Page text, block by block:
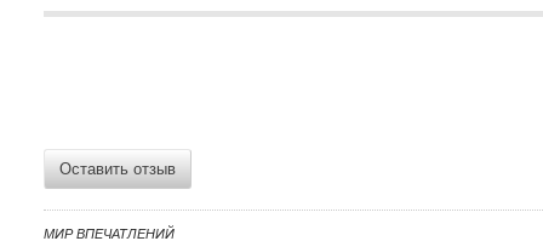
Оставить отзыв
МИР ВПЕЧАТЛЕНИЙ